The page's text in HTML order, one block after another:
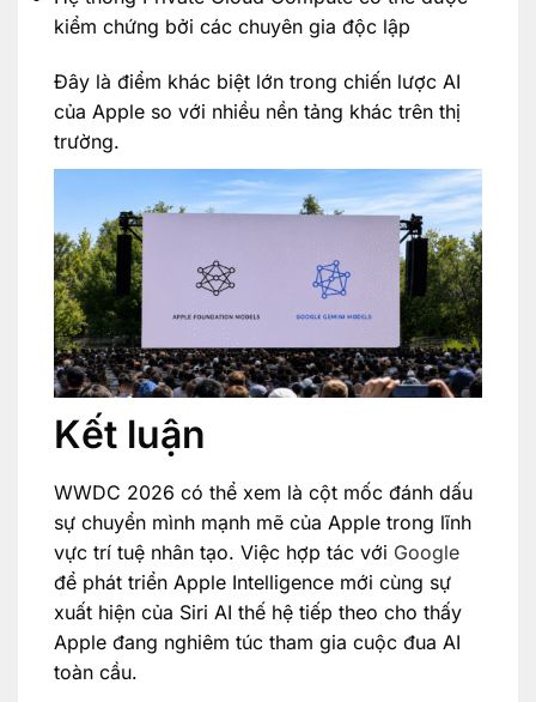
kiểm chứng bởi các chuyên gia độc lập
Đây là điểm khác biệt lớn trong chiến lược AI
của Apple so với nhiều nền tảng khác trên thị
trường.
Kết luận
WWDC 2026 có thể xem là cột mốc đánh dấu
sự chuyển mình mạnh mẽ của Apple trong lĩnh
vực trí tuệ nhân tạo. Việc hợp tác với Google
để phát triển Apple Intelligence mới cùng sự
xuất hiện của Siri AI thế hệ tiếp theo cho thấy
Apple đang nghiêm túc tham gia cuộc đua AI
toàn cầu.